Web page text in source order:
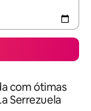
com ótimas
Serrezuela